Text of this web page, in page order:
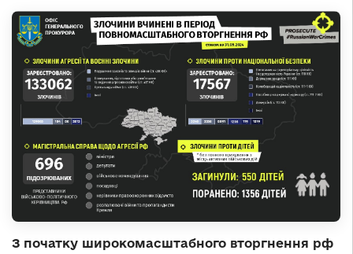
З початку широкомасштабного вторгнення рф